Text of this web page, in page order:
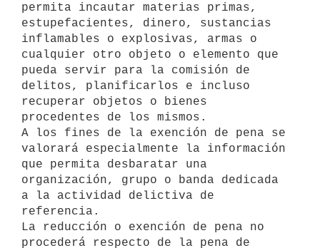
permita incautar materias primas,
estupefacientes, dinero, sustancias
inflamables o explosivas, armas o
cualquier otro objeto o elemento que
pueda servir para la comisión de
delitos, planificarlos e incluso
recuperar objetos o bienes
procedentes de los mismos.
A los fines de la exención de pena se
valorará especialmente la información
que permita desbaratar una
organización, grupo o banda dedicada
a la actividad delictiva de
referencia.
La reducción o exención de pena no
procederá respecto de la pena de